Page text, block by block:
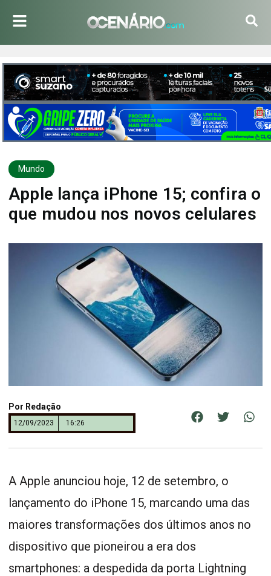
Mundo
Apple lança iPhone 15; confira o
que mudou nos novos celulares
Por Redação
12/09/2023 16:26
A Apple anunciou hoje, 12 de setembro, o
lançamento do iPhone 15, marcando uma das
maiores transformações dos últimos anos no
dispositivo que pioneirou a era dos
smartphones: a despedida da porta Lightning